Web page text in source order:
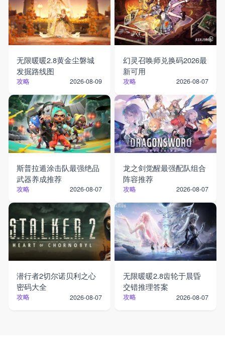
无限暖暖2.8黄金尘磐城
发掘路线图
攻略 2026-08-09
幻灵召唤师兑换码2026最
新可用
攻略 2026-08-07
斯普拉遁涂击队最强绝品
武器养成推荐
攻略 2026-08-07
龙之剑觉醒最强配队组合
阵容推荐
攻略 2026-08-07
潜行者2切尔诺贝利之心
密码大全
攻略 2026-08-07
无限暖暖2.8齿轮于晨昏
交错推理答案
攻略 2026-08-07